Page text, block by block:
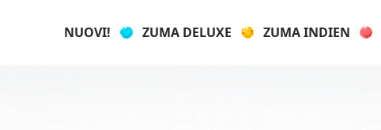
NUOVI! ZUMA DELUXE ZUMA INDIEN